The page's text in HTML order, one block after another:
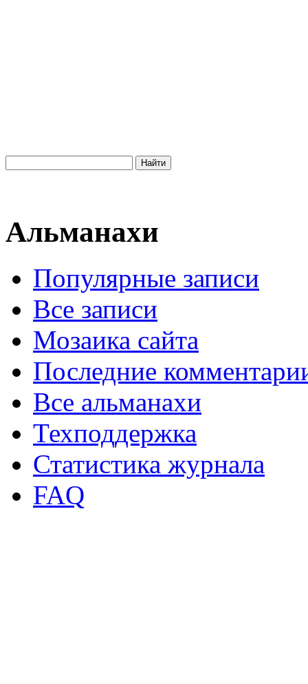
Альманахи
Популярные записи
Все записи
Мозаика сайта
Последние
Все альманахи
Техподдержка
Статистика журнала
FAQ